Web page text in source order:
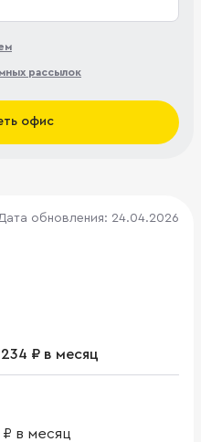
рассылок
офис
Дата обновления: 24.04.2026
₽ в месяц
₽ в месяц